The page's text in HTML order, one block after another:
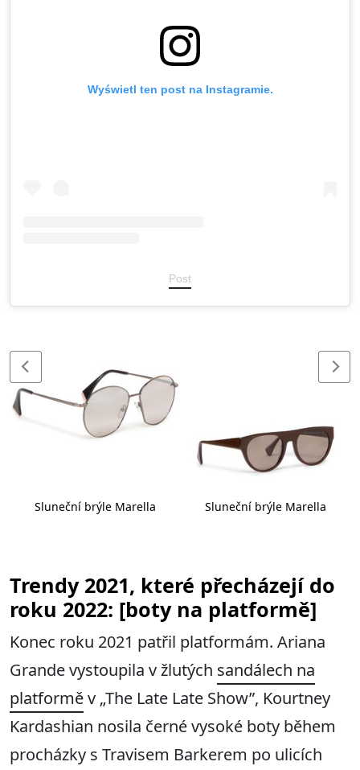
Wyświetl ten post na Instagramie.
Post
Sluneční brýle Marella Sluneční brýle Marella
Trendy 2021, které přecházejí do
roku 2022: [boty na platformě]
Konec roku 2021 patřil platformám. Ariana
Grande vystoupila v žlutých sandálech na
platforměv „The Late Late Show”, Kourtney
Kardashian nosila černé vysoké boty během
procházky s Travisem Barkerem po ulicích